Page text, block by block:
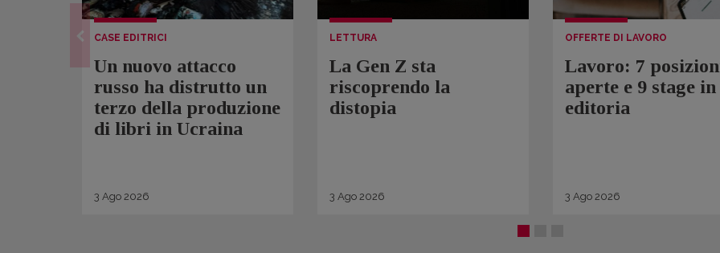
CASE EDITRICI
Un nuovo attacco
russo ha distrutto un
terzo della produzione
di libri in Ucraina
3 Ago 2026
LETTURA
La Gen Z sta
riscoprendo la
distopia
3 Ago 2026
OFFERTE DI LAVORO
Lavoro: 7
aperte e 9 stage in
editoria
3 Ago 2026